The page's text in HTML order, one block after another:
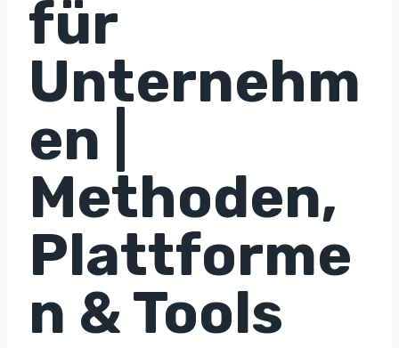
für
Unternehm
en |
Methoden,
Plattforme
n & Tools